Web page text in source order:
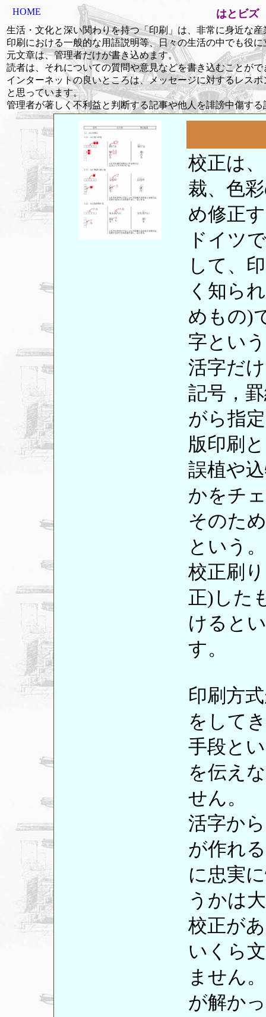
HOME はとビズ
生活・文化と深い関わりを持つ「印刷」は、非常に身近な産
印刷における一般的な用語説明等、日々の生活の中でも役
元文章は、管理者だけが書き込めます。
読者は、それについての質問や意見などを書き込むことがで
インターネットの良いところは、メッセージに対するレス
と思っています。
管理者が著しく不利益と判断する記事や他人を誹謗中傷す
校正は
裁、色
め修正
ドイツ
して、
く知ら
めもの)
字とい
活字だ
記号，
がら指
版印刷
誤植や
かをチ
そのた
という。
校正刷
正)した
けると
す。
印刷方
をして
手段と
を伝え
せん。
活字か
が作れ
に忠実
うかは
校正が
いくら
ません
が解か